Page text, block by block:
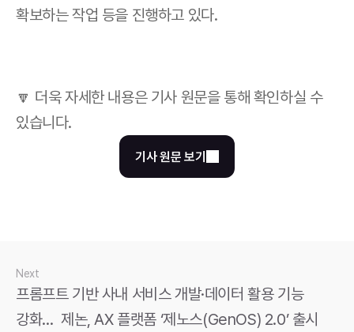
확보하는 작업 등을 진행하고 있다.
🔽 더욱 자세한 내용은 기사 원문을 통해 확인하실 수
있습니다.
기사 원문 보기
Next
프롬프트 기반 사내 서비스 개발·데이터 활용 기능
강화…  제논, AX 플랫폼 ‘제노스(GenOS) 2.0’ 출시